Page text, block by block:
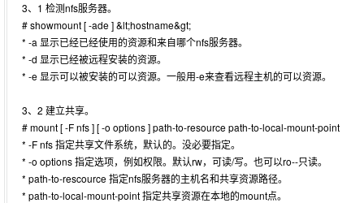
3、1 检测nfs服务器。
# showmount [ -ade ] &lt;hostname&gt;
* -a 显示已经已经使用的资源和来自哪个nfs服务器。
* -d 显示已经被远程安装的资源。
* -e 显示可以被安装的可以资源。一般用-e来查看远程主机的可以资源。
3、2 建立共享。
# mount [ -F nfs ] [ -o options ] path-to-resource path-to-local-mount-point
* -F nfs 指定共享文件系统，默认的。没必要指定。
* -o options 指定选项，例如权限。默认rw，可读/写。也可以ro--只读。
* path-to-rescource 指定nfs服务器的主机名和共享资源路径。
* path-to-local-mount-point 指定共享资源在本地的mount点。